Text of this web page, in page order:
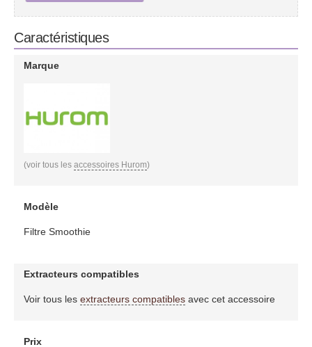
Caractéristiques
Marque
(voir tous les accessoires Hurom)
Modèle
Filtre Smoothie
Extracteurs compatibles
Voir tous les extracteurs compatiblesavec cet accessoire
Prix